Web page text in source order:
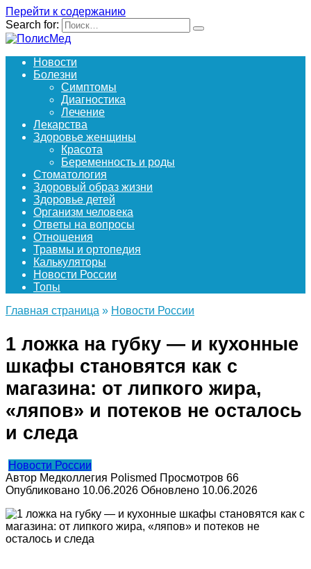
Перейти к содержанию
Search for:
Новости
Болезни
Симптомы
Диагностика
Лечение
Лекарства
Здоровье женщины
Красота
Беременность и роды
Стоматология
Здоровый образ жизни
Здоровье детей
Организм человека
Ответы на вопросы
Отношения
Травмы и ортопедия
Калькуляторы
Новости России
Топы
Главная страница » Новости России
1 ложка на губку — и кухонные
шкафы становятся как с
магазина: от липкого жира,
«ляпов» и потеков не осталось
и следа
Новости России
Автор Медколлегия Polismed Просмотров 66
Опубликовано 10.06.2026 Обновлено 10.06.2026